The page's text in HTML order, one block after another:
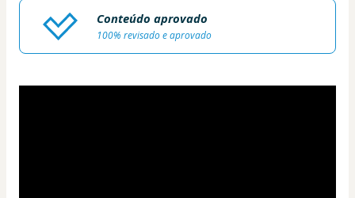
Conteúdo aprovado
100% revisado e aprovado